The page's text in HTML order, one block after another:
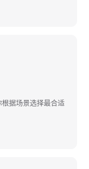
据场景选择最合适